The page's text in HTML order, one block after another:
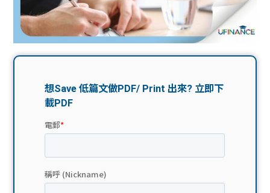
大學
生學
貸款
Gui
de
ge
校園
贊助